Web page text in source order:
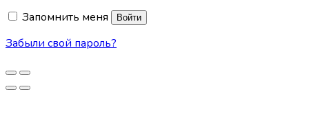
Запомнить меня
Войти
Забыли свой пароль?